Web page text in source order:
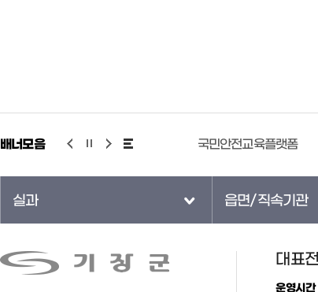
배너모음기상청 누리예보 국민안전교육플랫폼
실과 읍면/직속기관
대표
운영시간